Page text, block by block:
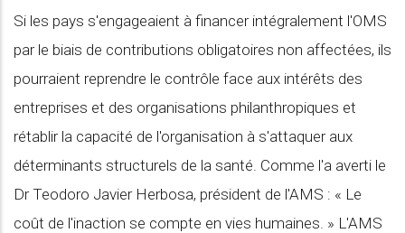
Si les pays s'engageaient à financer intégralement l'OMS
par le biais de contributions obligatoires non affectées, ils
pourraient reprendre le contrôle face aux intérêts des
entreprises et des organisations philanthropiques et
rétablir la capacité de l'organisation à s'attaquer aux
déterminants structurels de la santé. Comme l'a averti le
Dr Teodoro Javier Herbosa, président de l'AMS : « Le
coût de l'inaction se compte en vies humaines. » L'AMS